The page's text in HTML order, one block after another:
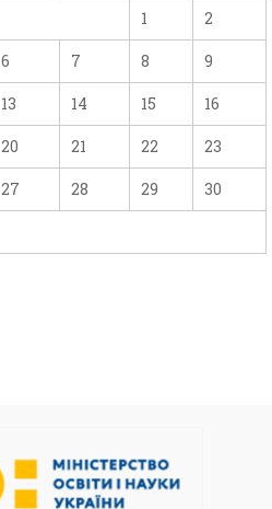
1 2
6 7 8 9
13 14 15 16
20 21 22 23
27 28 29 30